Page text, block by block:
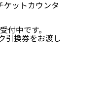
ケットカウンタ
付中です。
引換券をお渡し